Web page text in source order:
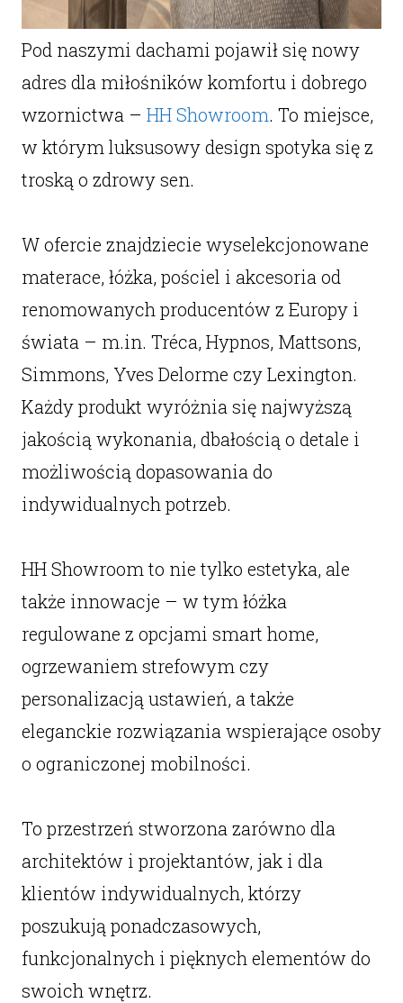
Pod naszymi dachami pojawił się nowy
adres dla miłośników komfortu i dobrego
wzornictwa – HH Showroom. To miejsce,
w którym luksusowy design spotyka się z
troską o zdrowy sen.
W ofercie znajdziecie wyselekcjonowane
materace, łóżka, pościel i akcesoria od
renomowanych producentów z Europy i
świata – m.in. Tréca, Hypnos, Mattsons,
Simmons, Yves Delorme czy Lexington.
Każdy produkt wyróżnia się najwyższą
jakością wykonania, dbałością o detale i
możliwością dopasowania do
indywidualnych potrzeb.
HH Showroom to nie tylko estetyka, ale
także innowacje – w tym łóżka
regulowane z opcjami smart home,
ogrzewaniem strefowym czy
personalizacją ustawień, a także
eleganckie rozwiązania wspierające osoby
o ograniczonej mobilności.
To przestrzeń stworzona zarówno dla
architektów i projektantów, jak i dla
klientów indywidualnych, którzy
poszukują ponadczasowych,
funkcjonalnych i pięknych elementów do
swoich wnętrz.